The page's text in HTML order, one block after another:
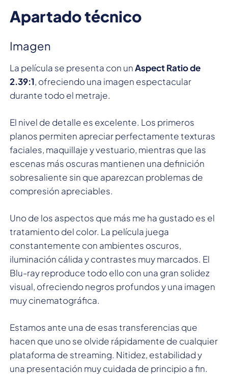
Apartado técnico
Imagen
La película se presenta con unAspect Ratio de
2.39:1, ofreciendo una imagen espectacular
durante todo el metraje.
El nivel de detalle es excelente. Los primeros
planos permiten apreciar perfectamente texturas
faciales, maquillaje y vestuario, mientras que las
escenas más oscuras mantienen una definición
sobresaliente sin que aparezcan problemas de
compresión apreciables.
Uno de los aspectos que más me ha gustado es el
tratamiento del color. La película juega
constantemente con ambientes oscuros,
iluminación cálida y contrastes muy marcados. El
Blu-ray reproduce todo ello con una gran solidez
visual, ofreciendo negros profundos y una imagen
muy cinematográfica.
Estamos ante una de esas transferencias que
hacen que uno se olvide rápidamente de cualquier
plataforma de streaming. Nitidez, estabilidad y
una presentación muy cuidada de principio a fin.